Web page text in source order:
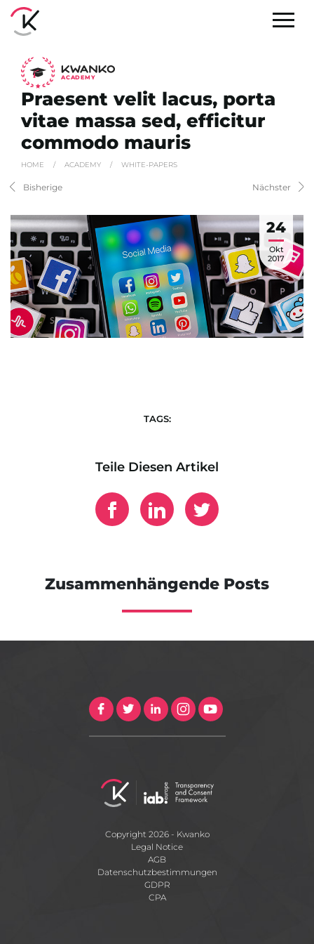
ACADEMY
Praesent velit lacus, porta
vitae massa sed, efficitur
commodo mauris
HOME / ACADEMY / WHITE-PAPERS
Bisherige Nächster
24
Okt
2017
TAGS:
Teile Diesen Artikel
Zusammenhängende Posts
Copyright 2026 - Kwanko
Legal Notice
AGB
Datenschutzbestimmungen
GDPR
CPA